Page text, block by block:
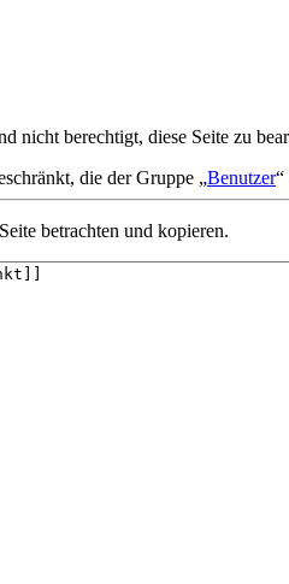
nicht berechtigt, diese Seite zu
die der Gruppe „Benutzer“
betrachten und kopieren.